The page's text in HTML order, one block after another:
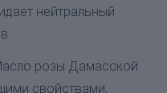
нейтральный
розы Дамасской
свойствами,